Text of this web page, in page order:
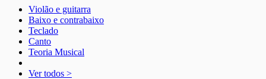
Violão e guitarra
Baixo e contrabaixo
Teclado
Canto
Teoria Musical
Ver todos >